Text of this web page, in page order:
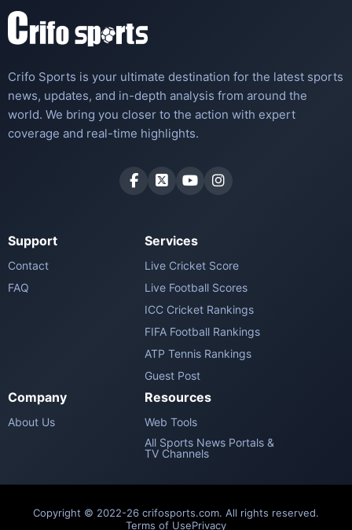
Crifo Sports is your ultimate destination for the latest sports
news, updates, and in-depth analysis from around the
world. We bring you closer to the action with expert
coverage and real-time highlights.
Support
Contact
FAQ
Services
Live Cricket Score
Live Football Scores
ICC Cricket Rankings
FIFA Football Rankings
ATP Tennis Rankings
Guest Post
Company
About Us
Resources
Web Tools
All Sports News Portals &
TV Channels
Copyright © 2022-26 crifosports.com. All rights reserved.
Terms of UsePrivacy